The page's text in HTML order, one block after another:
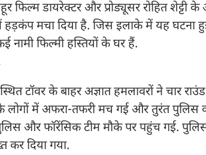
डायरेक्टर और प्रोड्यूसर रोहित शेट्टी
मचा दिया है. जिस इलाके में यह घटना
नामी फिल्मी हस्तियों के घर हैं.
टॉवर के बाहर अज्ञात हमलावरों ने चार
में अफरा-तफरी मच गई और तुरंत पुलिस
और फॉरेंसिक टीम मौके पर पहुंच गई.
कर दिया गया.